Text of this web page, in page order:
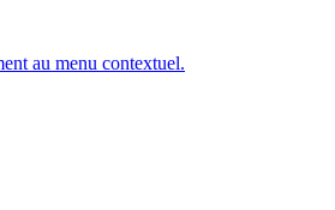
au menu contextuel.